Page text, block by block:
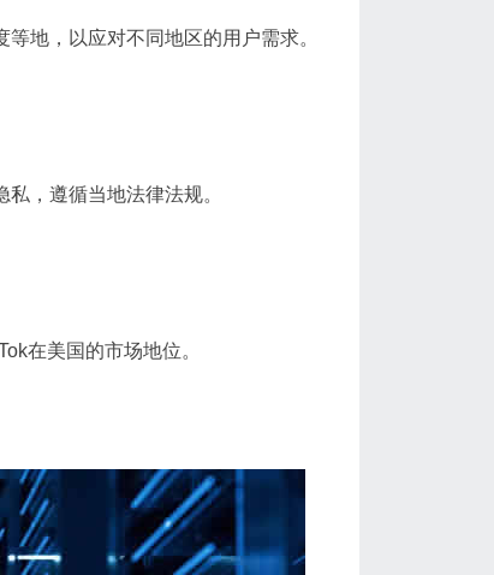
地，以应对不同地区的用户需求。
，遵循当地法律法规。
在美国的市场地位。